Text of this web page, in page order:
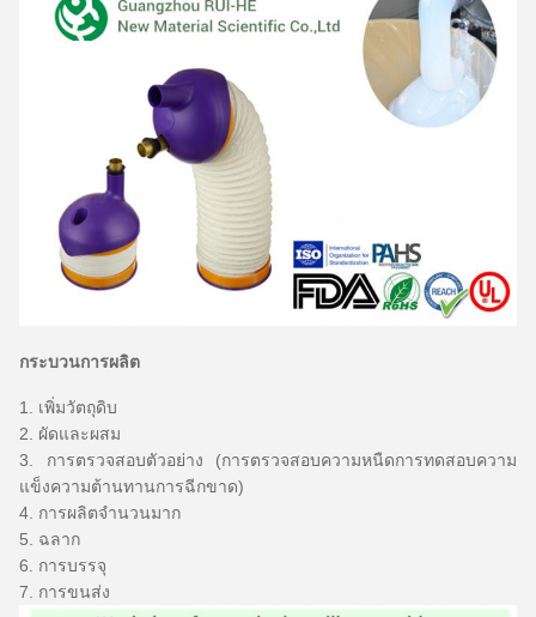
กระบวนการผลิต
1. เพิ่มวัตถุดิบ
2. ผัดและผสม
3. การตรวจสอบตัวอย่าง (การตรวจสอบความหนืดการทดสอบความ
แข็งความต้านทานการฉีกขาด)
4. การผลิตจำนวนมาก
5. ฉลาก
6. การบรรจุ
7. การขนส่ง